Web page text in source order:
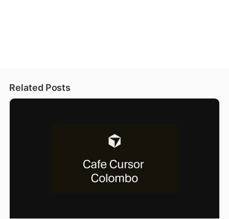
Related Posts